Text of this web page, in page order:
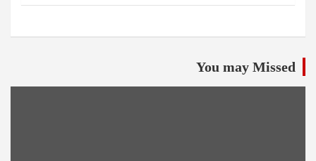
You may Missed